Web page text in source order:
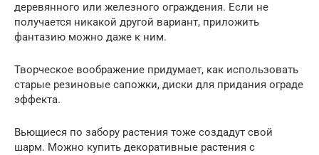
деревянного или железного ограждения. Если не
получается никакой другой вариант, приложить
фантазию можно даже к ним.
Творческое воображение придумает, как использовать
старые резиновые сапожки, диски для придания ограде
эффекта.
Вьющиеся по забору растения тоже создадут свой
шарм. Можно купить декоративные растения с